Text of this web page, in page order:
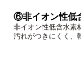
⑥非イオン性低
非イオン性低含水素
汚れがつきにくく、